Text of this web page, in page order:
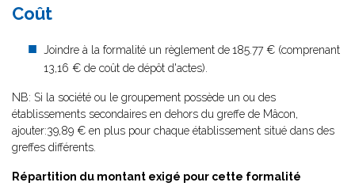
Coût
Joindre à la formalité un règlement de185.77 € (comprenant
13,16 € de coût de dépôt d'actes).
NB: Si la société ou le groupement possède un ou des
établissements secondaires en dehors du greffe de Mâcon,
ajouter:39,89 € en plus pour chaque établissement situé dans des
greffes différents.
Répartition du montant exigé pour cette formalité